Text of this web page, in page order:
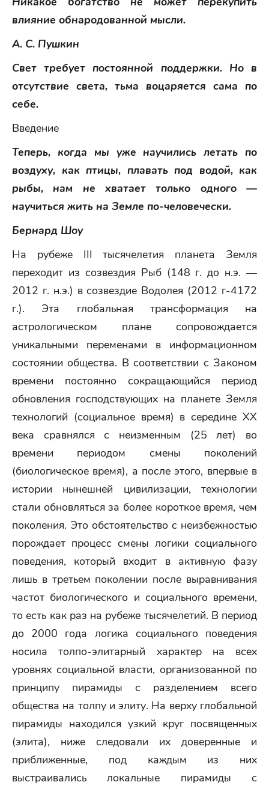
влияние обнародованной мысли.
А. С. Пушкин
Свет требует постоянной поддержки. Но в
отсутствие света, тьма воцаряется сама по
себе.
Введение
Теперь, когда мы уже научились летать по
воздуху, как птицы, плавать под водой, как
рыбы, нам не хватает только одного —
научиться жить на Земле по-человечески.
Бернард Шоу
На рубеже III тысячелетия планета Земля
переходит из созвездия Рыб (148 г. до н.э. —
2012 г. н.э.) в созвездие Водолея (2012 г-4172
г.). Эта глобальная трансформация на
астрологическом плане сопровождается
уникальными переменами в информационном
состоянии общества. В соответствии с Законом
времени постоянно сокращающийся период
обновления господствующих на планете Земля
технологий (социальное время) в середине XX
века сравнялся с неизменным (25 лет) во
времени периодом смены поколений
(биологическое время), а после этого, впервые в
истории нынешней цивилизации, технологии
стали обновляться за более короткое время, чем
поколения. Это обстоятельство с неизбежностью
порождает процесс смены логики социального
поведения, который входит в активную фазу
лишь в третьем поколении после выравнивания
частот биологического и социального времени,
то есть как раз на рубеже тысячелетий. В период
до 2000 года логика социального поведения
носила толпо-элитарный характер на всех
уровнях социальной власти, организованной по
принципу пирамиды с разделением всего
общества на толпу и элиту. На верху глобальной
пирамиды находился узкий круг посвященных
(элита), ниже следовали их доверенные и
приближенные, под каждым из них
выстраивались локальные пирамиды с